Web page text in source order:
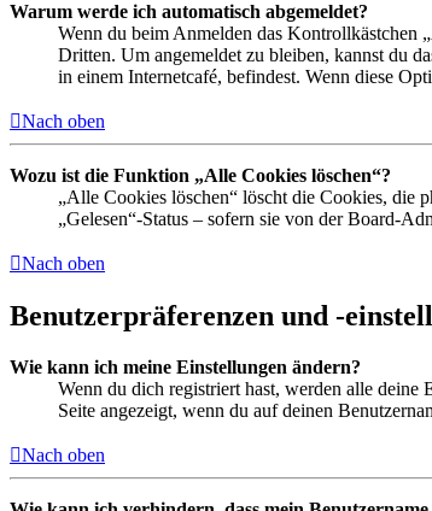
Warum werde ich automatisch abgemeldet?
Wenn du beim Anmelden das Kontrollkästchen
Dritten. Um angemeldet zu bleiben, kannst du
in einem Internetcafé, befindest. Wenn diese
Nach oben
Wozu ist die Funktion „Alle Cookies löschen“?
„Alle Cookies löschen“ löscht die Cookies, die
„Gelesen“-Status – sofern sie von der Board-
Nach oben
Benutzerpräferenzen und -
Wie kann ich meine Einstellungen ändern?
Wenn du dich registriert hast, werden alle deine
Seite angezeigt, wenn du auf deinen
Nach oben